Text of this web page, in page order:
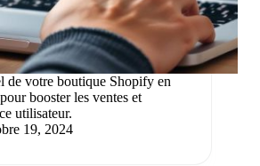
de votre boutique Shopify en
booster les ventes et
utilisateur.
19, 2024